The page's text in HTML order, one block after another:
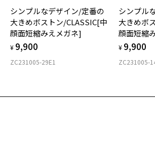
フロント素材：メタル
シンプルなデザイン/定番の
大きめボストン/CLASSIC[中
顔面短縮みえメガネ]
¥ 9,900
ZC231005-29E1
シンプル
大きめボ
顔面短縮
¥ 9,900
ZC231005-